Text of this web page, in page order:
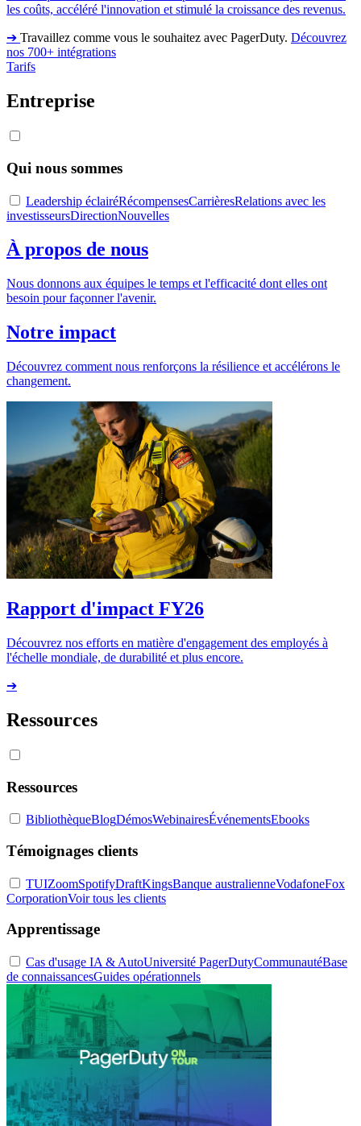
les coûts, accéléré l'innovation et stimulé la croissance des revenus.
➔ Travaillez comme vous le souhaitez avec PagerDuty. Découvrez
nos 700+ intégrations
Tarifs
Entreprise
Qui nous sommes
Leadership éclairéRécompensesCarrièresRelations avec les
investisseursDirectionNouvelles
À propos de nous
Nous donnons aux équipes le temps et l'efficacité dont elles ont
besoin pour façonner l'avenir.
Notre impact
Découvrez comment nous renforçons la résilience et accélérons le
changement.
Rapport d'impact FY26
Découvrez nos efforts en matière d'engagement des employés à
l'échelle mondiale, de durabilité et plus encore.
➔
Ressources
Ressources
BibliothèqueBlogDémosWebinairesÉvénementsEbooks
Témoignages clients
TUIZoomSpotifyDraftKingsBanque australienneVodafoneFox
CorporationVoir tous les clients
Apprentissage
Cas d'usage IA & AutoUniversité PagerDutyCommunautéBase
de connaissancesGuides opérationnels